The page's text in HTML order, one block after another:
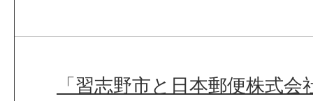
「習志野市と日本郵便株式